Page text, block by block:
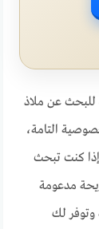
للبحث عن ملاذ
التامة،
كنت تبحث
مدعومة
وتوفر لك